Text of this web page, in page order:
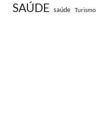
SAÚDE saúde Turismo